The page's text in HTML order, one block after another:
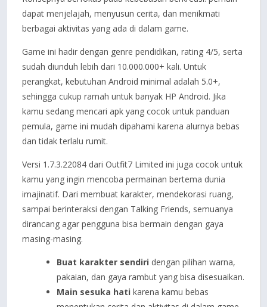
dapat menjelajah, menyusun cerita, dan menikmati
berbagai aktivitas yang ada di dalam game.
Game ini hadir dengan genre pendidikan, rating 4/5, serta
sudah diunduh lebih dari 10.000.000+ kali. Untuk
perangkat, kebutuhan Android minimal adalah 5.0+,
sehingga cukup ramah untuk banyak HP Android. Jika
kamu sedang mencari apk yang cocok untuk panduan
pemula, game ini mudah dipahami karena alurnya bebas
dan tidak terlalu rumit.
Versi 1.7.3.22084 dari Outfit7 Limited ini juga cocok untuk
kamu yang ingin mencoba permainan bertema dunia
imajinatif. Dari membuat karakter, mendekorasi ruang,
sampai berinteraksi dengan Talking Friends, semuanya
dirancang agar pengguna bisa bermain dengan gaya
masing-masing.
Buat karakter sendiri dengan pilihan warna,
pakaian, dan gaya rambut yang bisa disesuaikan.
Main sesuka hati karena kamu bebas